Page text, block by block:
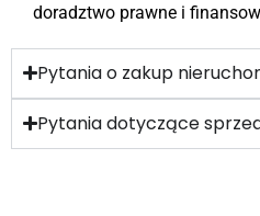
doradztwo prawne i
Pytania o zakup
Pytania dotyczące